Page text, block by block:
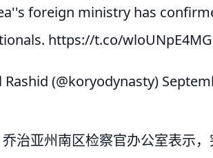
foreign ministry has
https://t.co/wloUNpE4MG
(@koryodynasty)
治亚州南区检察官办公室表示